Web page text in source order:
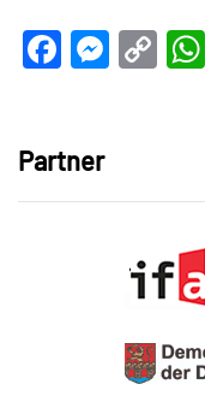
Partner